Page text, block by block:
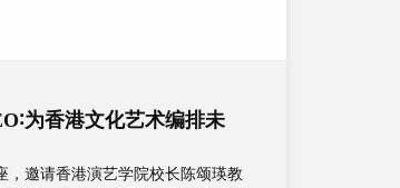
为香港文化艺术编排未
，邀请香港演艺学院校长陈颂瑛教